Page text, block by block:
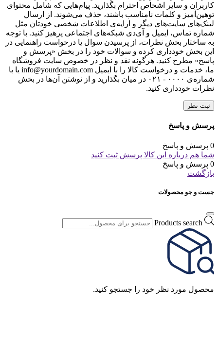
کاربران و سایر اشخاص احترام بگذارید. پیام‌هایی که شامل محتوای
توهین‌آمیز و کلمات نامناسب باشند، حذف می‌شوند. از ارسال
لینک‌های سایت‌های دیگر و ارایه‌ی اطلاعات شخصی خودتان مثل
شماره تماس، ایمیل و آی‌دی شبکه‌های اجتماعی پرهیز کنید. با توجه
به ساختار بخش نظرات، از پرسیدن سوال یا درخواست راهنمایی در
این بخش خودداری کرده و سوالات خود را در بخش «پرسش و
پاسخ» مطرح کنید. هرگونه نقد و نظر در خصوص سایت فروشگاه
ما، خدمات و درخواست کالا را با ایمیل info@yourdomain.com یا با
شماره‌ی ۰۰۰۰ - ۰۲۱ در میان بگذارید و از نوشتن آن‌ها در بخش
نظرات خودداری کنید.
ثبت نظر
پرسش و پاسخ
0 پرسش و پاسخ
شما هم درباره این کالا پرسش ثبت کنید
0 پرسش و پاسخ
بازگشت
جست و جو محصولات
Products search
محصول مورد نظر خود را جستجو کنید.